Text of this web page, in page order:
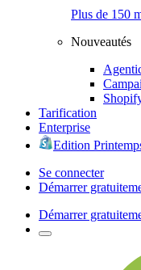
Plus de 150
Nouveautés
Tarification
Enterprise
Edition
Se connecter
Démarrer
Démarrer